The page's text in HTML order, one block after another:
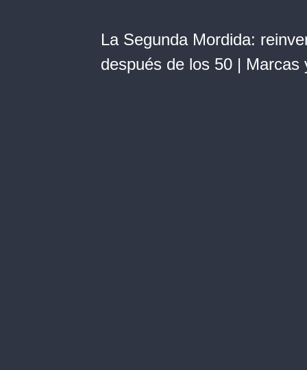
La Segunda Mordida:
después de los 50 | Marcas